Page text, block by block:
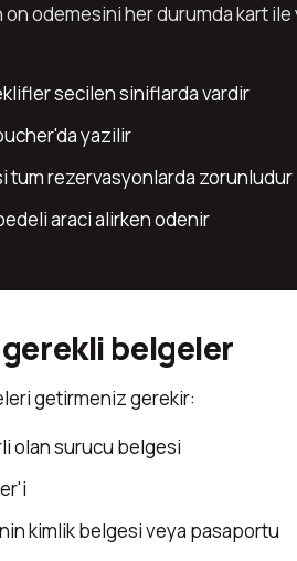
odemesini her durumda kart
secilen siniflarda vardir
yazilir
tum rezervasyonlarda zorunludur
araci alirken odenir
belgeler
getirmeniz gerekir:
olan surucu belgesi
kimlik belgesi veya pasaportu